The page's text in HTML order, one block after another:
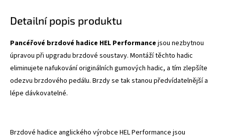
Detailní popis produktu
Pancéřové brzdové hadice HEL Performance jsou nezbytnou
úpravou při upgradu brzdové soustavy. Montáží těchto hadic
eliminujete nafukování originálních gumových hadic, a tím zlepšíte
odezvu brzdového pedálu. Brzdy se tak stanou předvídatelnější a
lépe dávkovatelné.
Brzdové hadice anglického výrobce HEL Performance jsou